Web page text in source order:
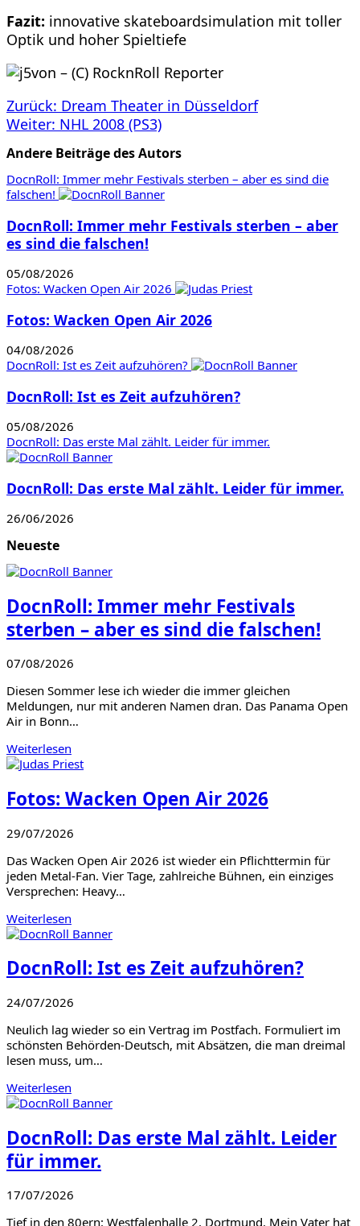
Fazit: innovative skateboardsimulation mit toller
Optik und hoher Spieltiefe
Beitragsnavigation
Zurück: Dream Theater in Düsseldorf
Weiter: NHL 2008 (PS3)
Andere Beiträge des Autors
DocnRoll: Immer mehr Festivals sterben – aber es sind die
falschen!
DocnRoll: Immer mehr Festivals sterben – aber
es sind die falschen!
05/08/2026
Fotos: Wacken Open Air 2026
Fotos: Wacken Open Air 2026
04/08/2026
DocnRoll: Ist es Zeit aufzuhören?
DocnRoll: Ist es Zeit aufzuhören?
05/08/2026
DocnRoll: Das erste Mal zählt. Leider für immer.
DocnRoll: Das erste Mal zählt. Leider für immer.
26/06/2026
Neueste
DocnRoll: Immer mehr Festivals
sterben – aber es sind die falschen!
07/08/2026
Diesen Sommer lese ich wieder die immer gleichen
Meldungen, nur mit anderen Namen dran. Das Panama Open
Air in Bonn…
Weiterlesen
Fotos: Wacken Open Air 2026
29/07/2026
Das Wacken Open Air 2026 ist wieder ein Pflichttermin für
jeden Metal-Fan. Vier Tage, zahlreiche Bühnen, ein einziges
Versprechen: Heavy…
Weiterlesen
DocnRoll: Ist es Zeit aufzuhören?
24/07/2026
Neulich lag wieder so ein Vertrag im Postfach. Formuliert im
schönsten Behörden-Deutsch, mit Absätzen, die man dreimal
lesen muss, um…
Weiterlesen
DocnRoll: Das erste Mal zählt. Leider
für immer.
17/07/2026
Tief in den 80ern: Westfalenhalle 2, Dortmund. Mein Vater hat